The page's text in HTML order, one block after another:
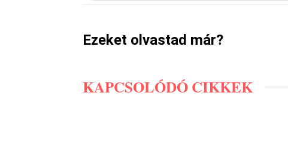
Ezeket olvastad már?
KAPCSOLÓDÓ CIKKEK